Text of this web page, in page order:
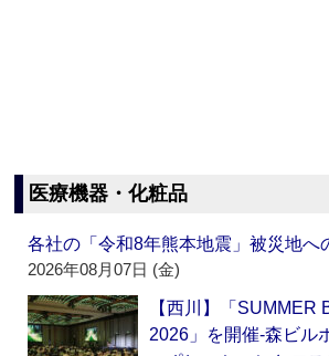
医療機器・化粧品
各社の「令和8年熊本地震」被災地へ
2026年08月07日 (金)
【西川】「SUMMER
2026」を開催‐森ビル